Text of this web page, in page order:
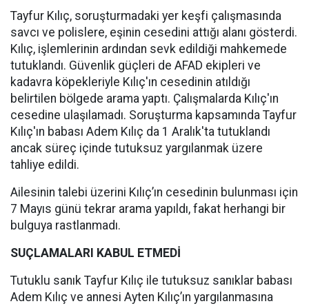
Tayfur Kılıç, soruşturmadaki yer keşfi çalışmasında
savcı ve polislere, eşinin cesedini attığı alanı gösterdi.
Kılıç, işlemlerinin ardından sevk edildiği mahkemede
tutuklandı. Güvenlik güçleri de AFAD ekipleri ve
kadavra köpekleriyle Kılıç'ın cesedinin atıldığı
belirtilen bölgede arama yaptı. Çalışmalarda Kılıç'ın
cesedine ulaşılamadı. Soruşturma kapsamında Tayfur
Kılıç'ın babası Adem Kılıç da 1 Aralık'ta tutuklandı
ancak süreç içinde tutuksuz yargılanmak üzere
tahliye edildi.
Ailesinin talebi üzerini Kılıç’ın cesedinin bulunması için
7 Mayıs günü tekrar arama yapıldı, fakat herhangi bir
bulguya rastlanmadı.
SUÇLAMALARI KABUL ETMEDİ
Tutuklu sanık Tayfur Kılıç ile tutuksuz sanıklar babası
Adem Kılıç ve annesi Ayten Kılıç’ın yargılanmasına